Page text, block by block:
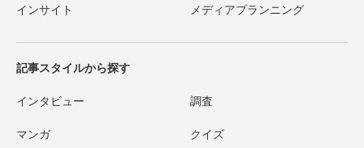
インサイト メディアプランニング
記事スタイルから探す
インタビュー 調査
マンガ クイズ